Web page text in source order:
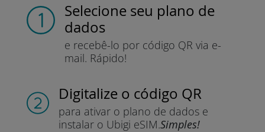
Selecione seu plano de
dados
e recebê-lo por código QR via e-
mail. Rápido!
Digitalize o código QR
para ativar o plano de dados e
instalar o Ubigi eSIM.Simples!